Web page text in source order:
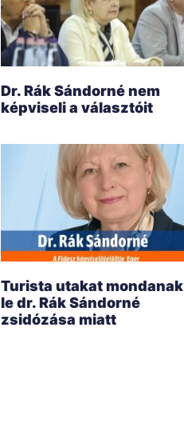
Dr. Rák Sándorné nem
képviseli a választóit
Turista utakat mondanak
le dr. Rák Sándorné
zsidózása miatt